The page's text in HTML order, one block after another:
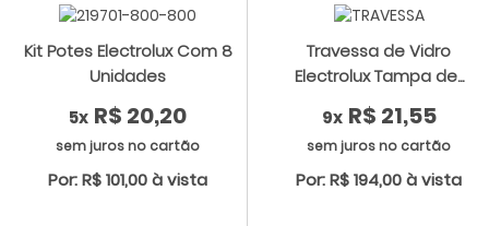
Kit Potes Electrolux Com 8
Unidades
5x R$ 20,20
sem juros no cartão
Por: R$ 101,00 à vista
Travessa de Vidro
Electrolux Tampa de...
9x R$ 21,55
sem juros no cartão
Por: R$ 194,00 à vista